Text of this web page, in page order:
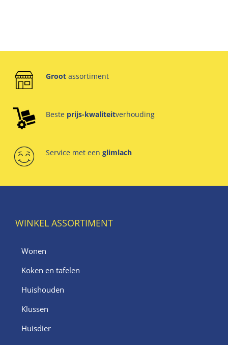
Groot assortiment
Beste prijs-kwaliteitverhouding
Service met een glimlach
WINKEL ASSORTIMENT
Wonen
Koken en tafelen
Huishouden
Klussen
Huisdier